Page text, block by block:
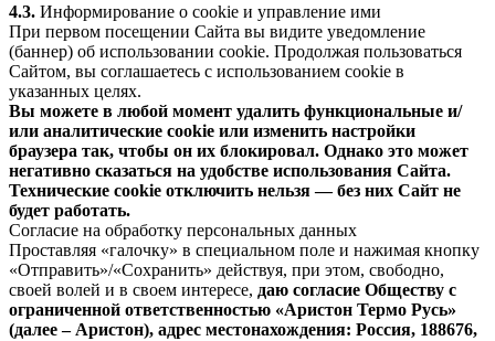
4.3. Информирование о cookie и управление ими
При первом посещении Сайта вы видите уведомление
(баннер) об использовании cookie. Продолжая пользоваться
Сайтом, вы соглашаетесь с использованием cookie в
указанных целях.
Вы можете в любой момент удалить функциональные и/
или аналитические cookie или изменить настройки
браузера так, чтобы он их блокировал. Однако это может
негативно сказаться на удобстве использования Сайта.
Технические cookie отключить нельзя — без них Сайт не
будет работать.
Согласие на обработку персональных данных
Проставляя «галочку» в специальном поле и нажимая кнопку
«Отправить»/«Сохранить» действуя, при этом, свободно,
своей волей и в своем интересе, даю согласие Обществу с
ограниченной ответственностью «Аристон Термо Русь»
(далее – Аристон), адрес местонахождения: Россия, 188676,